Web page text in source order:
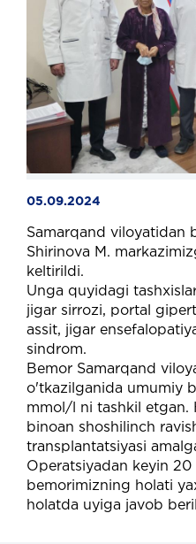
05.09.2024
Samarqand viloyatidan
Shirinova M.
keltirildi.
Unga quyidagi
jigar sirrozi, portal
assit, jigar
sindrom.
Bemor Samarqand
o'tkazilganida umumiy
mmol/l ni tashkil etgan.
binoan shoshilinch
transplantatsiyasi
Operatsiyadan keyin
bemorimizning holati
holatda uyiga javob